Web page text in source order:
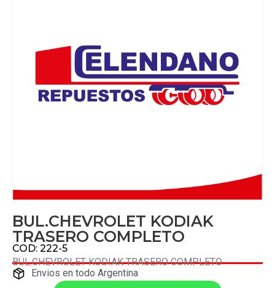
BUL.CHEVROLET KODIAK
TRASERO COMPLETO
COD: 222-5
BUL.CHEVROLET KODIAK TRASERO COMPLETO
Envios en todo Argentina